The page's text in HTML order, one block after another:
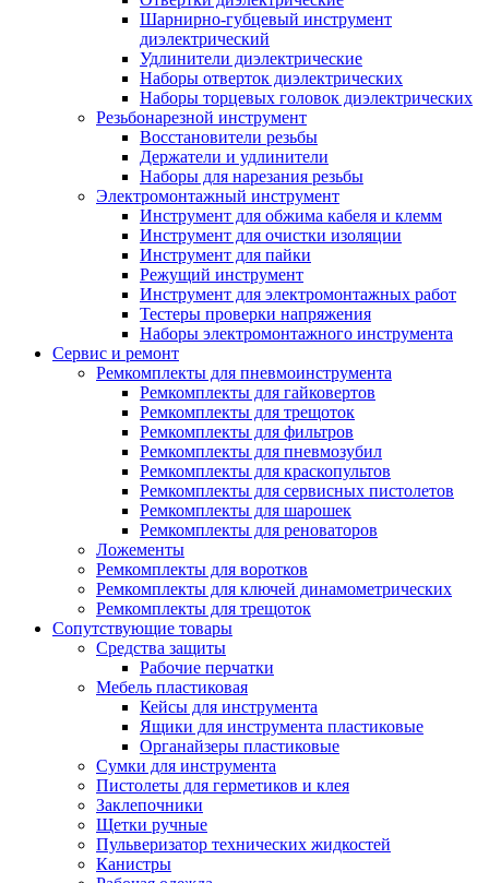
Шарнирно-губцевый инструмент
диэлектрический
Удлинители диэлектрические
Наборы отверток диэлектрических
Наборы торцевых головок диэлектрических
Резьбонарезной инструмент
Восстановители резьбы
Держатели и удлинители
Наборы для нарезания резьбы
Электромонтажный инструмент
Инструмент для обжима кабеля и клемм
Инструмент для очистки изоляции
Инструмент для пайки
Режущий инструмент
Инструмент для электромонтажных работ
Тестеры проверки напряжения
Наборы электромонтажного инструмента
Сервис и ремонт
Ремкомплекты для пневмоинструмента
Ремкомплекты для гайковертов
Ремкомплекты для трещоток
Ремкомплекты для фильтров
Ремкомплекты для пневмозубил
Ремкомплекты для краскопультов
Ремкомплекты для сервисных пистолетов
Ремкомплекты для шарошек
Ремкомплекты для реноваторов
Ложементы
Ремкомплекты для воротков
Ремкомплекты для ключей динамометрических
Ремкомплекты для трещоток
Сопутствующие товары
Средства защиты
Рабочие перчатки
Мебель пластиковая
Кейсы для инструмента
Ящики для инструмента пластиковые
Органайзеры пластиковые
Сумки для инструмента
Пистолеты для герметиков и клея
Заклепочники
Щетки ручные
Пульверизатор технических жидкостей
Канистры